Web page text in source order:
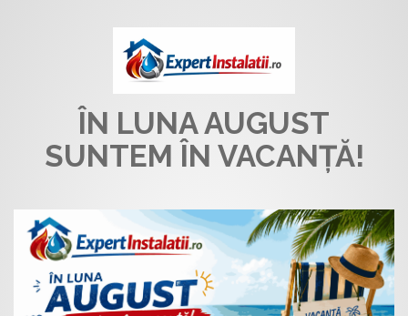
ÎN LUNA AUGUST
SUNTEM ÎN VACANȚĂ!